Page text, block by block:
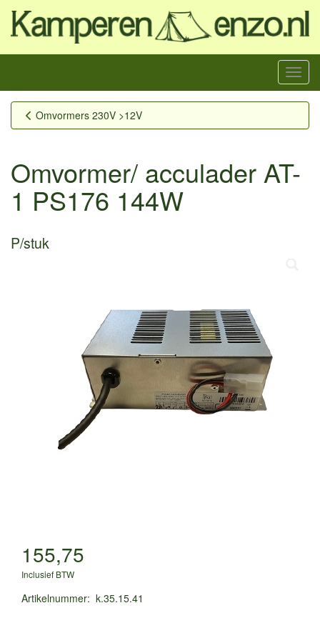
Menu
Omvormers 230V >12V
Omvormer/ acculader AT-
1 PS176 144W
P/stuk
155,75
Inclusief BTW
Artikelnummer: k.35.15.41